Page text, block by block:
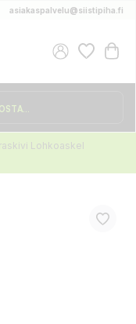
asiakaspalvelu@siistipiha.fi
Lohkoaskel